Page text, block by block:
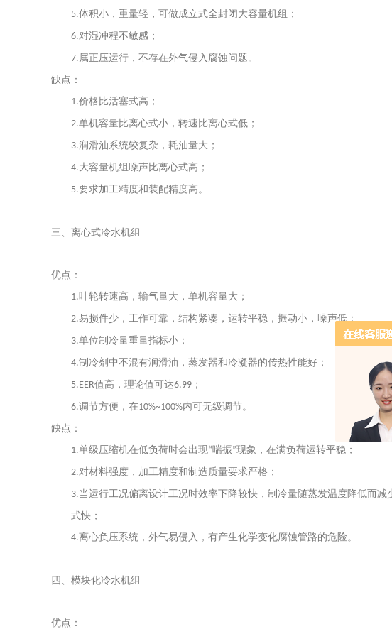
5.体积小，重量轻，可做成立式全封闭大容量机组；
6.对湿冲程不敏感；
7. 属正压运行，不存在外气侵入腐蚀问题。
缺点：
1.价格比活塞式高；
2.单机容量比离心式小，转速比离心式低；
3.润滑油系统较复杂，耗油量大；
4.大容量机组噪声比离心式高；
5.要求加工精度和装配精度高。
三、离心式冷水机组
优点：
1.叶轮转速高，输气量大，单机容量大；
2.易损件少，工作可靠，结构紧凑，运转平稳，振动小，噪声低；
3.单位制冷量重量指标小；
4.制冷剂中不混有润滑油，蒸发器和冷凝器的传热性能好；
5.EER值高，理论值可达6.99 ；
6.调节方便，在10%~100%内可无级调节。
缺点：
1.单级压缩机在低负荷时会出现“喘振”现象，在满负荷运转平稳；
2.对材料强度，加工精度和制造质量要求严格；
3.当运行工况偏离设计工况时效率下降较快，制冷量随蒸发温度降低而减
式快；
4.离心负压系统，外气易侵入，有产生化学变化腐蚀管路的危险。
四、模块化冷水机组
优点：